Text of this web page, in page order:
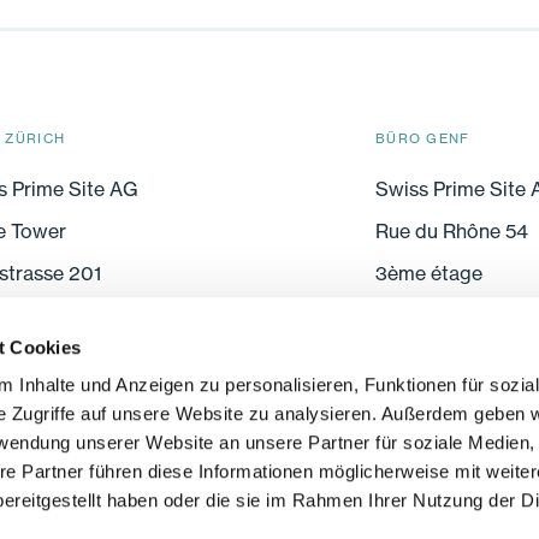
Cookies
Inhalte und Anzeigen zu personalisieren, Funktionen für
Zugriffe auf unsere Website zu analysieren. Außerdem geben
unserer Website an unsere Partner für soziale Medien,
Partner führen diese Informationen möglicherweise mit
haben oder die sie im Rahmen Ihrer Nutzung der
ZÜRICH
Prime Site AG
Tower
201
BÜRO GENF
Swiss Prime Site
Rue du Rhône 54
3ème étage